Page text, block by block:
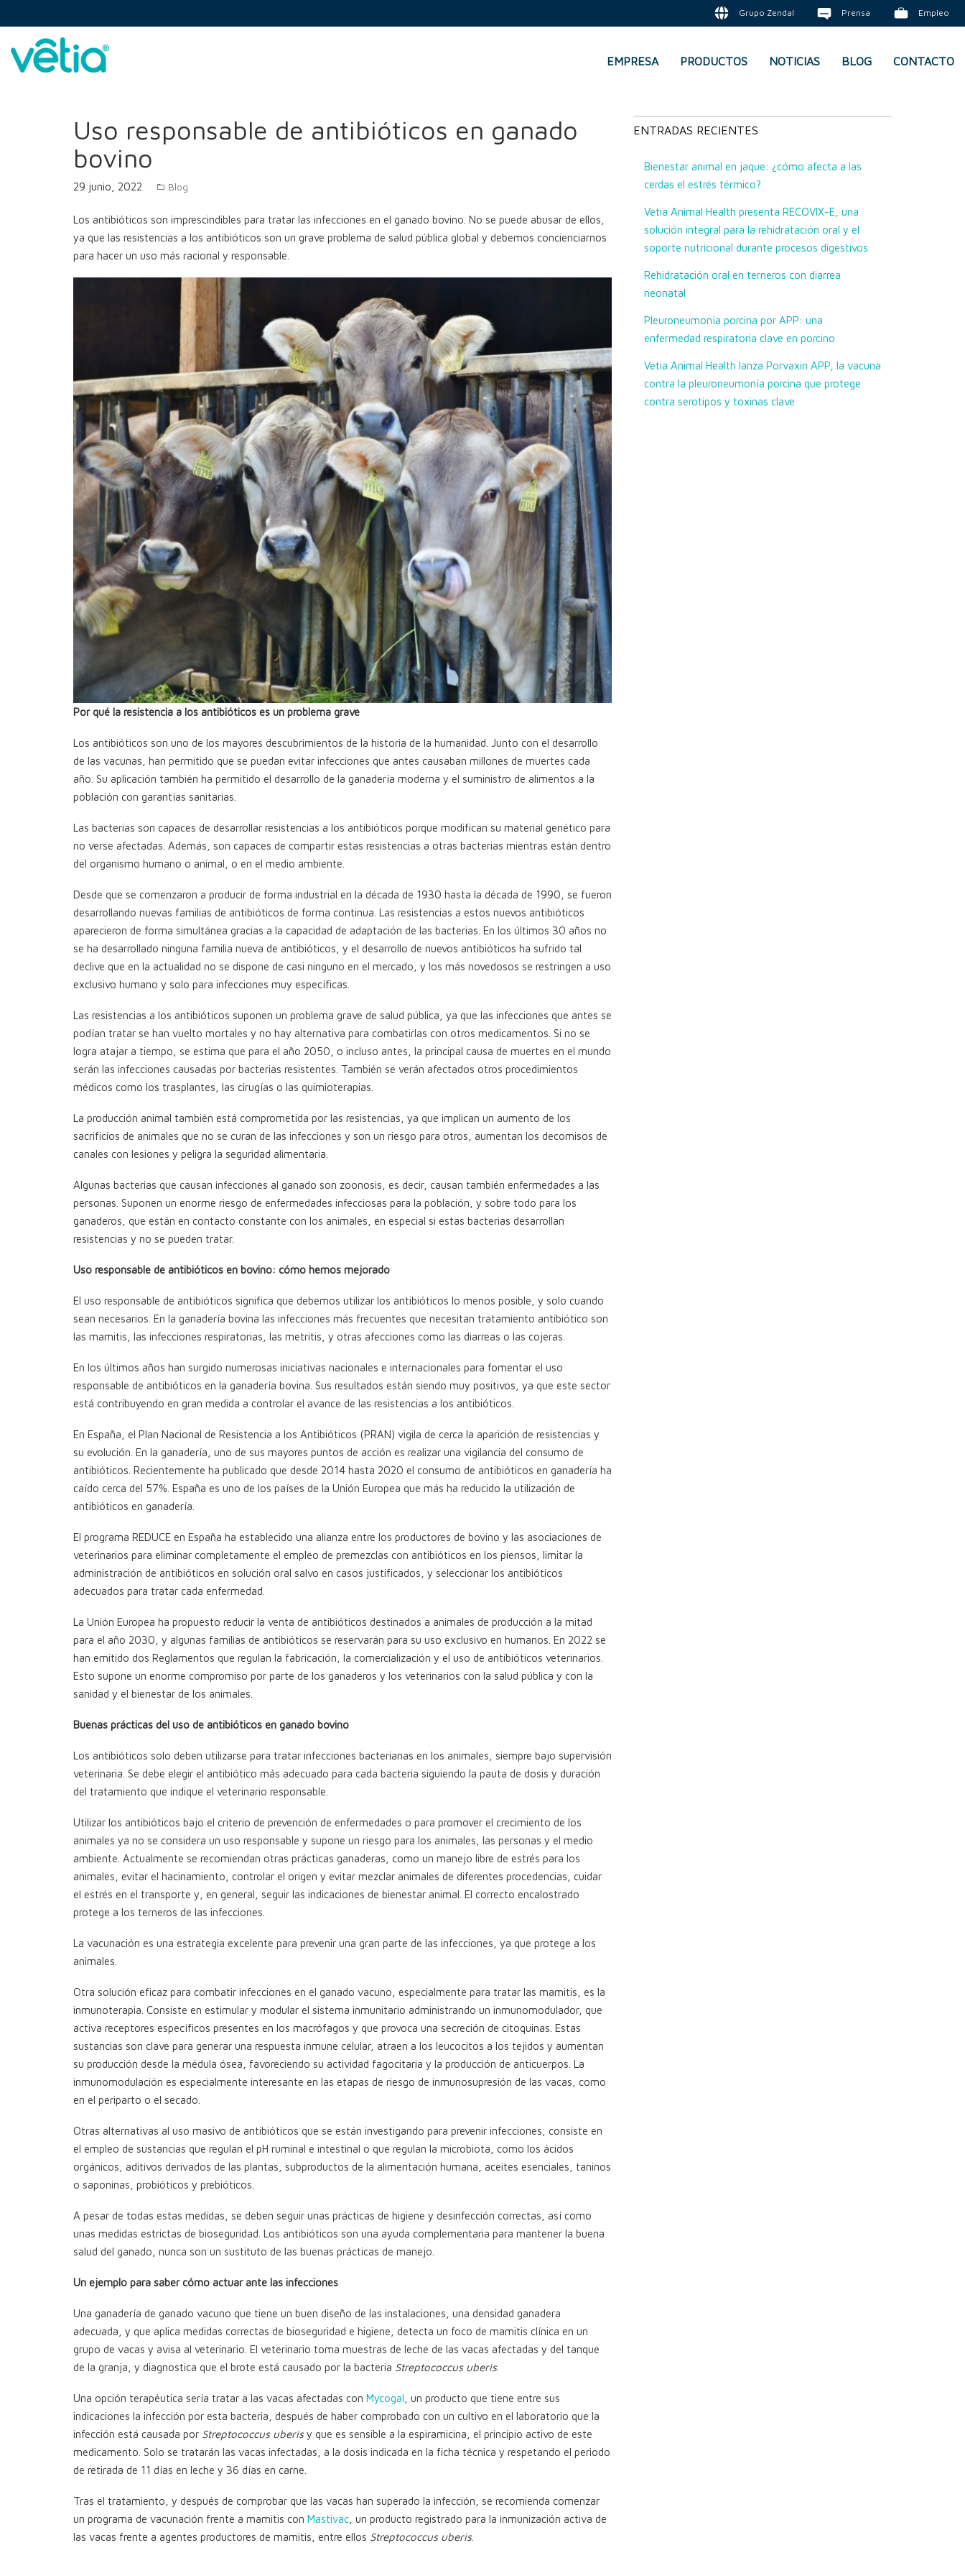
Grupo Zendal Prensa Empleo
EMPRESA PRODUCTOS NOTICIAS BLOG CONTACTO
Vetia>
Uso responsable de antibióticos en ganado
bovino
29 junio, 2022 Blog
Los antibióticos son imprescindibles para tratar las infecciones en el ganado bovino. No se puede abusar de ellos,
ya que las resistencias a los antibióticos son un grave problema de salud pública global y debemos concienciarnos
para hacer un uso más racional y responsable.
Por qué la resistencia a los antibióticos es un problema grave
Los antibióticos son uno de los mayores descubrimientos de la historia de la humanidad. Junto con el desarrollo
de las vacunas, han permitido que se puedan evitar infecciones que antes causaban millones de muertes cada
año. Su aplicación también ha permitido el desarrollo de la ganadería moderna y el suministro de alimentos a la
población con garantías sanitarias.
Las bacterias son capaces de desarrollar resistencias a los antibióticos porque modifican su material genético para
no verse afectadas. Además, son capaces de compartir estas resistencias a otras bacterias mientras están dentro
del organismo humano o animal, o en el medio ambiente.
Desde que se comenzaron a producir de forma industrial en la década de 1930 hasta la década de 1990, se fueron
desarrollando nuevas familias de antibióticos de forma continua. Las resistencias a estos nuevos antibióticos
aparecieron de forma simultánea gracias a la capacidad de adaptación de las bacterias. En los últimos 30 años no
se ha desarrollado ninguna familia nueva de antibióticos, y el desarrollo de nuevos antibióticos ha sufrido tal
declive que en la actualidad no se dispone de casi ninguno en el mercado, y los más novedosos se restringen a uso
exclusivo humano y solo para infecciones muy específicas.
Las resistencias a los antibióticos suponen un problema grave de salud pública, ya que las infecciones que antes se
podían tratar se han vuelto mortales y no hay alternativa para combatirlas con otros medicamentos. Si no se
logra atajar a tiempo, se estima que para el año 2050, o incluso antes, la principal causa de muertes en el mundo
serán las infecciones causadas por bacterias resistentes. También se verán afectados otros procedimientos
médicos como los trasplantes, las cirugías o las quimioterapias.
La producción animal también está comprometida por las resistencias, ya que implican un aumento de los
sacrificios de animales que no se curan de las infecciones y son un riesgo para otros, aumentan los decomisos de
canales con lesiones y peligra la seguridad alimentaria.
Algunas bacterias que causan infecciones al ganado son zoonosis, es decir, causan también enfermedades a las
personas. Suponen un enorme riesgo de enfermedades infecciosas para la población, y sobre todo para los
ganaderos, que están en contacto constante con los animales, en especial si estas bacterias desarrollan
resistencias y no se pueden tratar.
Uso responsable de antibióticos en bovino: cómo hemos mejorado
El uso responsable de antibióticos significa que debemos utilizar los antibióticos lo menos posible, y solo cuando
sean necesarios. En la ganadería bovina las infecciones más frecuentes que necesitan tratamiento antibiótico son
las mamitis, las infecciones respiratorias, las metritis, y otras afecciones como las diarreas o las cojeras.
En los últimos años han surgido numerosas iniciativas nacionales e internacionales para fomentar el uso
responsable de antibióticos en la ganadería bovina. Sus resultados están siendo muy positivos, ya que este sector
está contribuyendo en gran medida a controlar el avance de las resistencias a los antibióticos.
En España, el Plan Nacional de Resistencia a los Antibióticos (PRAN) vigila de cerca la aparición de resistencias y
su evolución. En la ganadería, uno de sus mayores puntos de acción es realizar una vigilancia del consumo de
antibióticos. Recientemente ha publicado que desde 2014 hasta 2020 el consumo de antibióticos en ganadería ha
caído cerca del 57%. España es uno de los países de la Unión Europea que más ha reducido la utilización de
antibióticos en ganadería.
El programa REDUCE en España ha establecido una alianza entre los productores de bovino y las asociaciones de
veterinarios para eliminar completamente el empleo de premezclas con antibióticos en los piensos, limitar la
administración de antibióticos en solución oral salvo en casos justificados, y seleccionar los antibióticos
adecuados para tratar cada enfermedad.
La Unión Europea ha propuesto reducir la venta de antibióticos destinados a animales de producción a la mitad
para el año 2030, y algunas familias de antibióticos se reservarán para su uso exclusivo en humanos. En 2022 se
han emitido dos Reglamentos que regulan la fabricación, la comercialización y el uso de antibióticos veterinarios.
Esto supone un enorme compromiso por parte de los ganaderos y los veterinarios con la salud pública y con la
sanidad y el bienestar de los animales.
Buenas prácticas del uso de antibióticos en ganado bovino
Los antibióticos solo deben utilizarse para tratar infecciones bacterianas en los animales, siempre bajo supervisión
veterinaria. Se debe elegir el antibiótico más adecuado para cada bacteria siguiendo la pauta de dosis y duración
del tratamiento que indique el veterinario responsable.
Utilizar los antibióticos bajo el criterio de prevención de enfermedades o para promover el crecimiento de los
animales ya no se considera un uso responsable y supone un riesgo para los animales, las personas y el medio
ambiente. Actualmente se recomiendan otras prácticas ganaderas, como un manejo libre de estrés para los
animales, evitar el hacinamiento, controlar el origen y evitar mezclar animales de diferentes procedencias, cuidar
el estrés en el transporte y, en general, seguir las indicaciones de bienestar animal. El correcto encalostrado
protege a los terneros de las infecciones.
La vacunación es una estrategia excelente para prevenir una gran parte de las infecciones, ya que protege a los
animales.
Otra solución eficaz para combatir infecciones en el ganado vacuno, especialmente para tratar las mamitis, es la
inmunoterapia. Consiste en estimular y modular el sistema inmunitario administrando un inmunomodulador, que
activa receptores específicos presentes en los macrófagos y que provoca una secreción de citoquinas. Estas
sustancias son clave para generar una respuesta inmune celular, atraen a los leucocitos a los tejidos y aumentan
su producción desde la médula ósea, favoreciendo su actividad fagocitaria y la producción de anticuerpos. La
inmunomodulación es especialmente interesante en las etapas de riesgo de inmunosupresión de las vacas, como
en el periparto o el secado.
Otras alternativas al uso masivo de antibióticos que se están investigando para prevenir infecciones, consiste en
el empleo de sustancias que regulan el pH ruminal e intestinal o que regulan la microbiota, como los ácidos
orgánicos, aditivos derivados de las plantas, subproductos de la alimentación humana, aceites esenciales, taninos
o saponinas, probióticos y prebióticos.
A pesar de todas estas medidas, se deben seguir unas prácticas de higiene y desinfección correctas, así como
unas medidas estrictas de bioseguridad. Los antibióticos son una ayuda complementaria para mantener la buena
salud del ganado, nunca son un sustituto de las buenas prácticas de manejo.
Un ejemplo para saber cómo actuar ante las infecciones
Una ganadería de ganado vacuno que tiene un buen diseño de las instalaciones, una densidad ganadera
adecuada, y que aplica medidas correctas de bioseguridad e higiene, detecta un foco de mamitis clínica en un
grupo de vacas y avisa al veterinario. El veterinario toma muestras de leche de las vacas afectadas y del tanque
de la granja, y diagnostica que el brote está causado por la bacteria Streptococcus uberis.
Una opción terapéutica sería tratar a las vacas afectadas con Mycogal , un producto que tiene entre sus
indicaciones la infección por esta bacteria, después de haber comprobado con un cultivo en el laboratorio que la
infección está causada por Streptococcus uberisy que es sensible a la espiramicina, el principio activo de este
medicamento. Solo se tratarán las vacas infectadas, a la dosis indicada en la ficha técnica y respetando el periodo
de retirada de 11 días en leche y 36 días en carne.
Tras el tratamiento, y después de comprobar que las vacas han superado la infección, se recomienda comenzar
un programa de vacunación frente a mamitis con Mastivac , un producto registrado para la inmunización activa de
las vacas frente a agentes productores de mamitis, entre ellos Streptococcus uberis.
ENTRADAS RECIENTES
Bienestar animal en jaque: ¿cómo afecta a las
cerdas el estrés térmico?
Vetia Animal Health presenta RECOVIX-E, una
solución integral para la rehidratación oral y el
soporte nutricional durante procesos digestivos
Rehidratación oral en terneros con diarrea
neonatal
Pleuroneumonía porcina por APP: una
enfermedad respiratoria clave en porcino
Vetia Animal Health lanza Porvaxin APP, la vacuna
contra la pleuroneumonía porcina que protege
contra serotipos y toxinas clave